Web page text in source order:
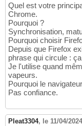
Quel est votre
Chrome.
Pourquoi ?
Synchronisation,
Pourquoi choisir
Depuis que Firefox
phrase qui circule :
Je l'utilise quand
vapeurs.
Pourquoi le
Pas confiance.
Pleat3304, le 11/04/